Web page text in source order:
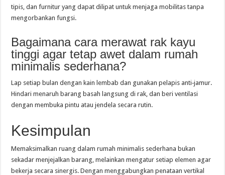
tipis, dan furnitur yang dapat dilipat untuk menjaga mobilitas tanpa
mengorbankan fungsi.
Bagaimana cara merawat rak kayu
tinggi agar tetap awet dalam rumah
minimalis sederhana?
Lap setiap bulan dengan kain lembab dan gunakan pelapis anti‑jamur.
Hindari menaruh barang basah langsung di rak, dan beri ventilasi
dengan membuka pintu atau jendela secara rutin.
Kesimpulan
Memaksimalkan ruang dalam rumah minimalis sederhana bukan
sekadar menjejalkan barang, melainkan mengatur setiap elemen agar
bekerja secara sinergis. Dengan menggabungkan penataan vertikal